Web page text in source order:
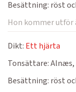
Besättning: röst
Hon kommer utför
Dikt: Ett hjärta
Tonsättare:Alnæs,
Besättning: röst